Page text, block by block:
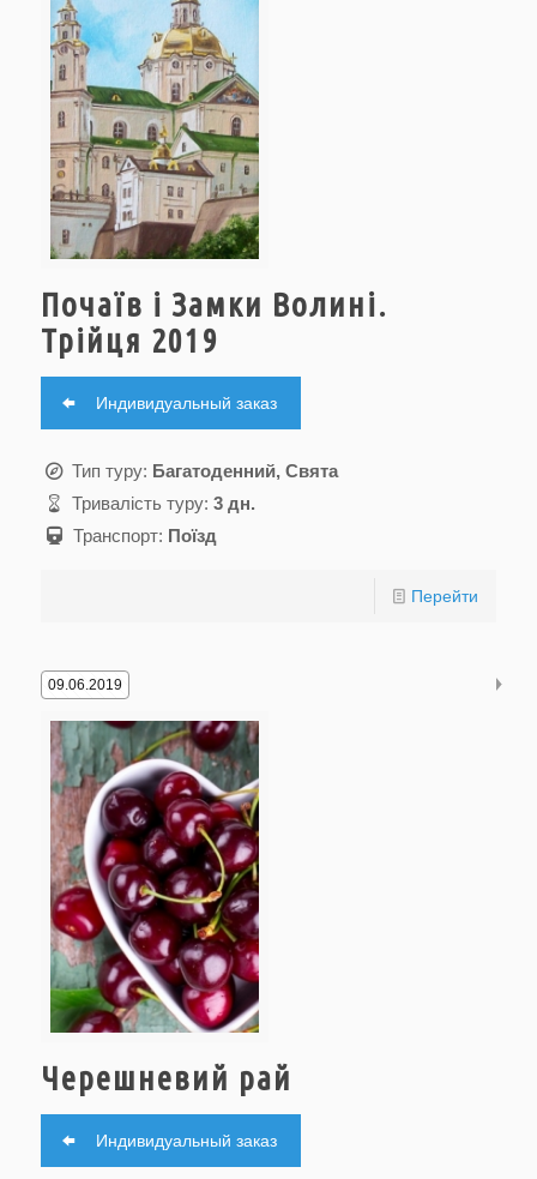
Почаїв і Замки Волині.
Трійця 2019
Индивидуальный заказ
Тип туру: Багатоденний, Свята
Тривалість туру: 3 дн.
Транспорт: Поїзд
Перейти
09.06.2019
Черешневий рай
Индивидуальный заказ